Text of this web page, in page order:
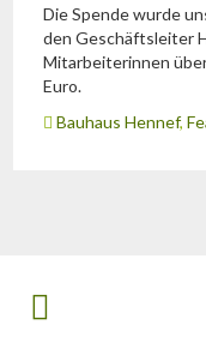
Die Spende wurde
den Geschäftsleiter
Mitarbeiterinnen
Euro.
Bauhaus Hennef,